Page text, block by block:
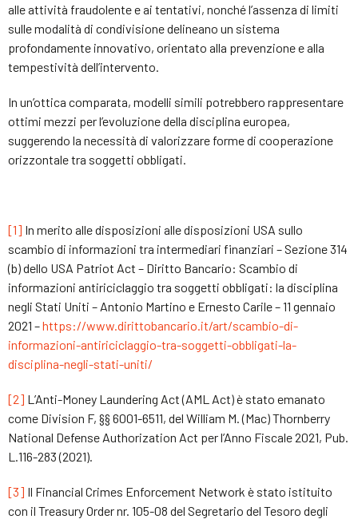
alle attività fraudolente e ai tentativi, nonché l’assenza di limiti
sulle modalità di condivisione delineano un sistema
profondamente innovativo, orientato alla prevenzione e alla
tempestività dell’intervento.
In un’ottica comparata, modelli simili potrebbero rappresentare
ottimi mezzi per l’evoluzione della disciplina europea,
suggerendo la necessità di valorizzare forme di cooperazione
orizzontale tra soggetti obbligati.
[1] In merito alle disposizioni alle disposizioni USA sullo
scambio di informazioni tra intermediari finanziari – Sezione 314
(b) dello USA Patriot Act – Diritto Bancario: Scambio di
informazioni antiriciclaggio tra soggetti obbligati: la disciplina
negli Stati Uniti – Antonio Martino e Ernesto Carile – 11 gennaio
2021 –https://www.dirittobancario.it/art/scambio-di-
informazioni-antiriciclaggio-tra-soggetti-obbligati-la-
disciplina-negli-stati-uniti/
[2] L’Anti-Money Laundering Act (AML Act) è stato emanato
come Division F, §§ 6001-6511, del William M. (Mac) Thornberry
National Defense Authorization Act per l’Anno Fiscale 2021, Pub.
L.116-283 (2021).
[3] Il Financial Crimes Enforcement Network è stato istituito
con il Treasury Order nr. 105-08 del Segretario del Tesoro degli